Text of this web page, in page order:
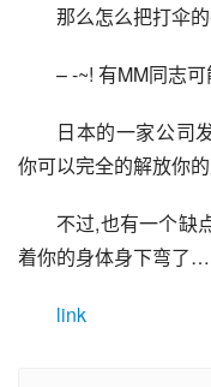
那么怎么把打伞
– -~! 有MM同志
日本的一家公司
你可以完全的解放你
不过,也有一个缺
着你的身体身下弯了…
link